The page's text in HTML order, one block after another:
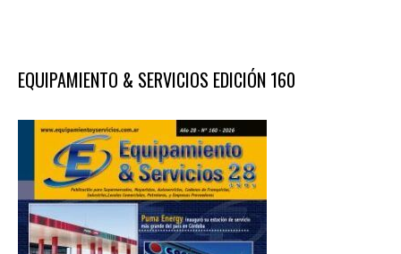
EQUIPAMIENTO & SERVICIOS EDICIÓN 160